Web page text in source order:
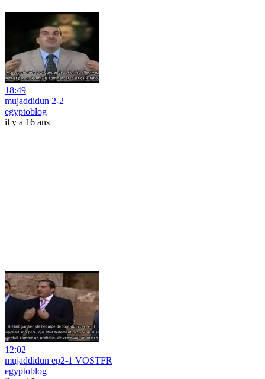
18:49
mujaddidun 2-2
egyptoblog
il y a 16 ans
12:02
mujaddidun ep2-1 VOSTFR
egyptoblog